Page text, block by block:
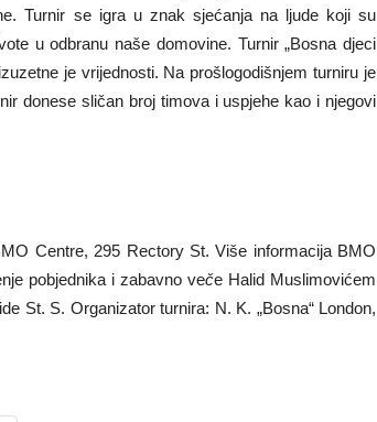
Turnir se igra u znak sjećanja na ljude koji su
u odbranu naše domovine. Turnir „Bosna djeci
je vrijednosti. Na prošlogodišnjem turniru je
donese sličan broj timova i uspjehe kao i njegovi
Centre, 295 Rectory St. Više informacija BMO
pobjednika i zabavno veče Halid Muslimovićem
St. S. Organizator turnira: N. K. „Bosna“ London,